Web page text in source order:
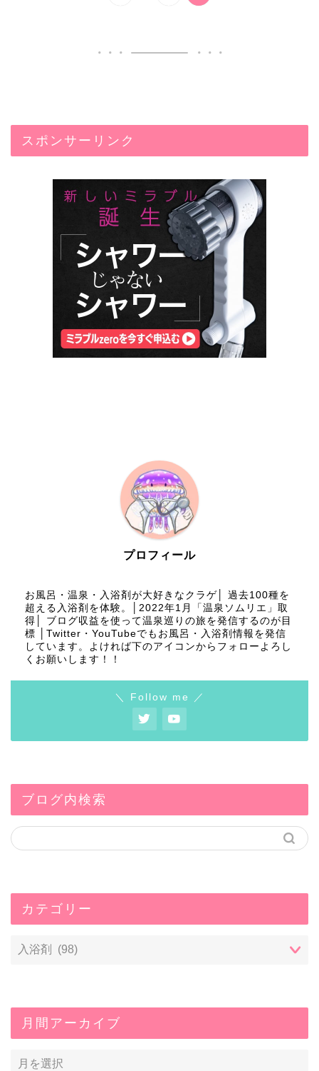
スポンサーリンク
プロフィール
お風呂・温泉・入浴剤が大好きなクラゲ│ 過去100種を
超える入浴剤を体験。│2022年1月「温泉ソムリエ」取
得│ ブログ収益を使って温泉巡りの旅を発信するのが目
標 │Twitter・YouTubeでもお風呂・入浴剤情報を発信
しています。よければ下のアイコンからフォローよろし
くお願いします！！
＼ Follow me ／
ブログ内検索
カテゴリー
月間アーカイブ